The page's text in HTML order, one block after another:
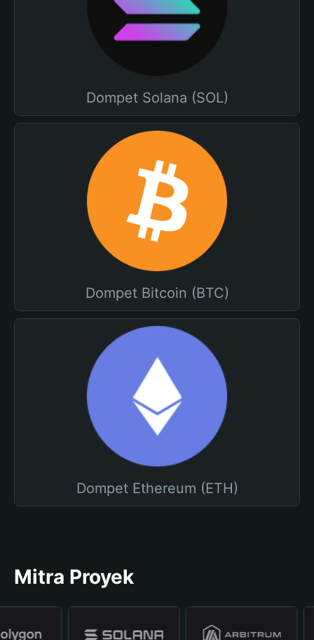
Dompet Solana (SOL)
Dompet Bitcoin (BTC)
Dompet Ethereum (ETH)
Mitra Proyek